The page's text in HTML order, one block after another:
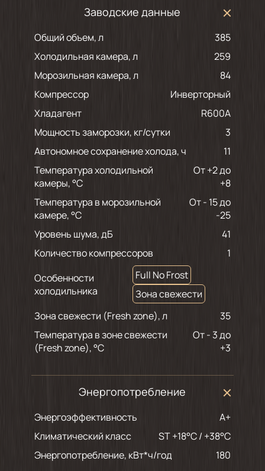
Заводские данные
Общий объем, л
385
Холодильная камера, л
259
Морозильная камера, л
84
Компрессор
Инверторный
Хладагент
R600A
Мощность заморозки, кг/сутки
3
Автономное сохранение холода, ч
11
Температура холодильной
камеры, °С
от +2 до
+8
Температура в морозильной
камере, °С
от - 15 до
-25
Уровень шума, дБ
41
Количество компрессоров
1
Особенности
холодильника
Full No Frost
Зона свежести
Зона свежести (Fresh zone), л
35
Температура в зоне свежести
(Fresh zone), °С
от - 3 до
+3
Энергопотребление
Энергоэффективность
A+
Климатический класс
ST +18°C / +38°C
Энергопотребление, кВт*ч/год
180